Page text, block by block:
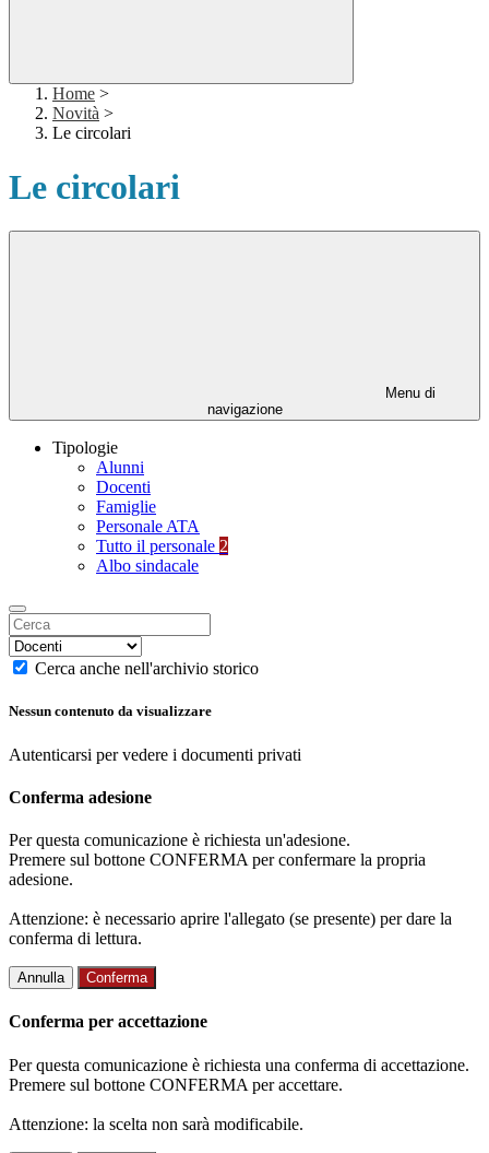
Home >
Novità >
Le circolari
Le circolari
Menu di
navigazione
Tipologie
Alunni
Docenti
Famiglie
Personale ATA
Tutto il personale 2
Albo sindacale
Cerca anche nell'archivio storico
Nessun contenuto da visualizzare
Autenticarsi per vedere i documenti privati
Conferma adesione
Per questa comunicazione è richiesta un'adesione.
Premere sul bottone CONFERMA per confermare la propria
adesione.
Attenzione: è necessario aprire l'allegato (se presente) per dare la
conferma di lettura.
Annulla Conferma
Conferma per accettazione
Per questa comunicazione è richiesta una conferma di accettazione.
Premere sul bottone CONFERMA per accettare.
Attenzione: la scelta non sarà modificabile.